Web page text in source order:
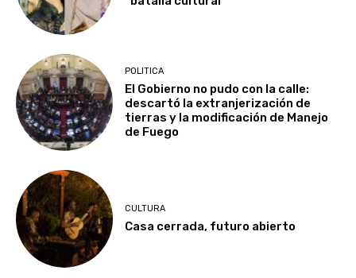
POLITICA
El Gobierno no pudo con la calle:
descartó la extranjerización de
tierras y la modificación de Manejo
de Fuego
CULTURA
Casa cerrada, futuro abierto